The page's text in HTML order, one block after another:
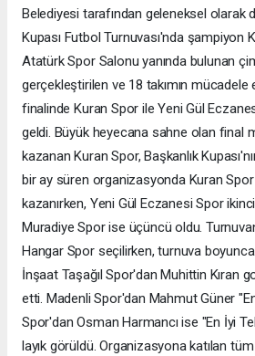
Belediyesi tarafından geleneksel olarak
Kupası Futbol Turnuvası'nda şampiyon
Atatürk Spor Salonu yanında bulunan
gerçekleştirilen ve 18 takımın mücadele
finalinde Kuran Spor ile Yeni Gül
geldi. Büyük heyecana sahne olan final
kazanan Kuran Spor, Başkanlık
bir ay süren organizasyonda Kuran Spor
kazanırken, Yeni Gül Eczanesi Spor
Muradiye Spor ise üçüncü oldu.
Hangar Spor seçilirken, turnuva boyunca
İnşaat Taşağıl Spor'dan Muhittin Kıran
etti. Madenli Spor'dan Mahmut Güner
Spor'dan Osman Harmancı ise "En İyi
layık görüldü. Organizasyona katılan